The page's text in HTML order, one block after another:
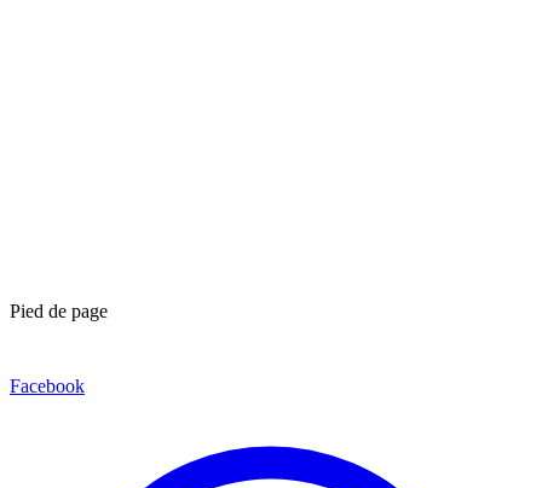
Pied de page
Facebook